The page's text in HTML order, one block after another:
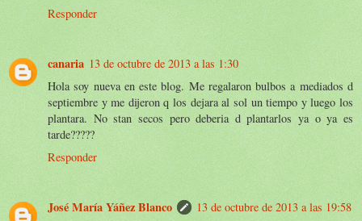
Responder
canaria 13 de octubre de 2013 a las 1:30
Hola soy nueva en este blog. Me regalaron bulbos a mediados d
septiembre y me dijeron q los dejara al sol un tiempo y luego los
plantara. No stan secos pero deberia d plantarlos ya o ya es
tarde?????
Responder
José María Yáñez Blanco
13 de octubre de 2013 a las 19:58